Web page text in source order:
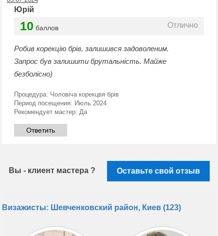
Юрій
10 баллов Отлично
Робив корекцію брів, залишився задоволеним.
Запрос був залишити брутальність. Майже
безболісно)
Процедура: Чоловіча корекцвя брів
Период посещения: Июль 2024
Рекомендует мастер: Да
Ответить
Вы - клиент мастера ? Оставьте свой отзыв
Визажисты: Шевченковский район, Киев (123)